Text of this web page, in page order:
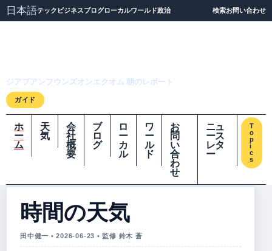
日本語テック ビジネスブログローカルワールド政治 検索お問い合わせ
ジアプアンフウンズオンエクオム 朝のレポート
ガイド
ホ
ー
ム
天
気
会
社
概
要
ブ
ロ
グ
ロ
ー
カ
ル
ワ
ー
ル
ド
お
問
い
合
わ
せ
ニュ
ース
レタ
ー
T
o
p
i
c
s
時間の天気
田中健一 • 2026-06-23 • 監修 鈴木 蒼